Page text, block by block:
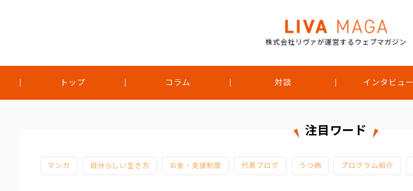
株式会社リヴァが運営するウェブマガジン
トップ コラム 対談 インタビュー
インタビュー
注目ワード
マンガ 自分らしい生き方 お金・支援制度 代表ブログ うつ病 プログラム紹介